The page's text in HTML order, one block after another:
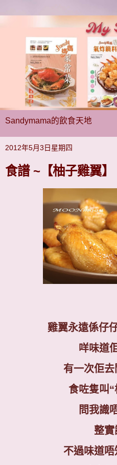
Sandymama的飲食天地
2012年5月3日星期四
食譜 ~【柚子雞翼】
雞翼永遠係仔
咩味道
有一次佢
食咗隻叫“
問我識
整實
不過味道